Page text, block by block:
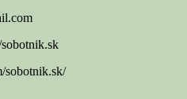
sobotnik.sk/